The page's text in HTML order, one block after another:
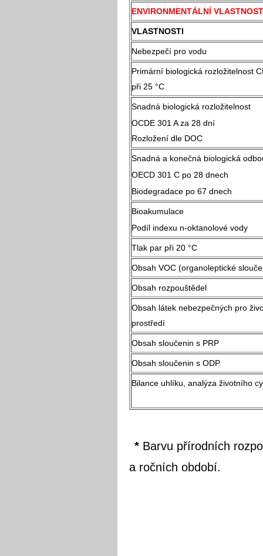
ENVIRONMENTÁLNÍ
VLASTNOSTI
Nebezpečí pro vodu
Primární biologická rozložitelnost
při 25 °C
Snadná biologická rozložitelnost
OCDE 301 A za 28 dní
Rozložení dle DOC
Snadná a konečná biologická
OECD 301 C po 28 dnech
Biodegradace po 67 dnech
Bioakumulace
Podíl indexu n-oktanolové vody
Tlak par při 20 °C
Obsah VOC (organoleptické
Obsah rozpouštědel
Obsah látek nebezpečných pro
prostředí
Obsah sloučenin s PRP
Obsah sloučenin s ODP
Bilance uhlíku, analýza životního
* Barvu přírodních
a ročních období.